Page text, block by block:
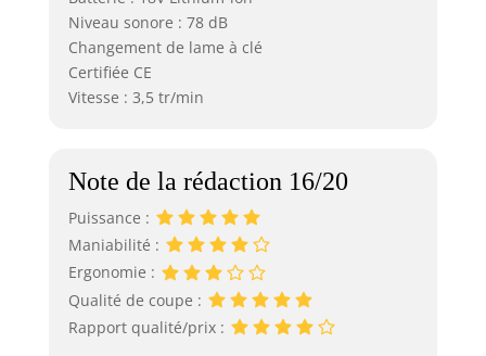
Niveau sonore : 78 dB
Changement de lame à clé
Certifiée CE
Vitesse : 3,5 tr/min
Note de la rédaction 16/20
Puissance :
Maniabilité :
Ergonomie :
Qualité de coupe :
Rapport qualité/prix :